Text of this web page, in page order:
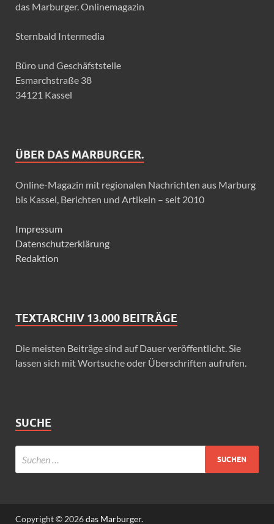
das Marburger. Onlinemagazin
Sternbald Intermedia
Büro und Geschäfststelle
Esmarchstraße 38
34121 Kassel
ÜBER DAS MARBURGER.
Online-Magazin mit regionalen Nachrichten aus Marburg
bis Kassel, Berichten und Artikeln – seit 2010
Impressum
Datenschutzerklärung
Redaktion
TEXTARCHIV 13.000 BEITRÄGE
Die meisten Beiträge sind auf Dauer veröffentlicht. Sie
lassen sich mit Wortsuche oder Überschriften aufrufen.
SUCHE
Copyright © 2026das Marburger.